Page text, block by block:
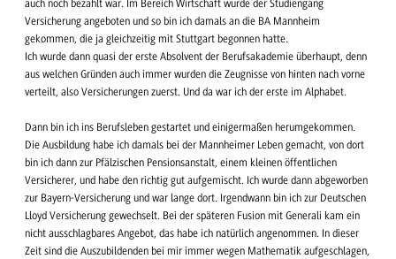
auch noch bezahlt war. Im Bereich Wirtschaft wurde der Studiengang
Versicherung angeboten und so bin ich damals an die BA Mannheim
gekommen, die ja gleichzeitig mit Stuttgart begonnen hatte.
Ich wurde dann quasi der erste Absolvent der Berufsakademie überhaupt, denn
aus welchen Gründen auch immer wurden die Zeugnisse von hinten nach vorne
verteilt, also Versicherungen zuerst. Und da war ich der erste im Alphabet.
Dann bin ich ins Berufsleben gestartet und einigermaßen herumgekommen.
Die Ausbildung habe ich damals bei der Mannheimer Leben gemacht, von dort
bin ich dann zur Pfälzischen Pensionsanstalt, einem kleinen öffentlichen
Versicherer, und habe den richtig gut aufgemischt. Ich wurde dann abgeworben
zur Bayern-Versicherung und war lange dort. Irgendwann bin ich zur Deutschen
Lloyd Versicherung gewechselt. Bei der späteren Fusion mit Generali kam ein
nicht ausschlagbares Angebot, das habe ich natürlich angenommen. In dieser
Zeit sind die Auszubildenden bei mir immer wegen Mathematik aufgeschlagen,